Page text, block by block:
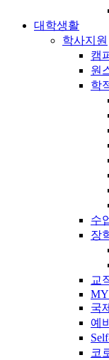
대학생활
학사지원
캠
원
학
수
장
교
국
예
코